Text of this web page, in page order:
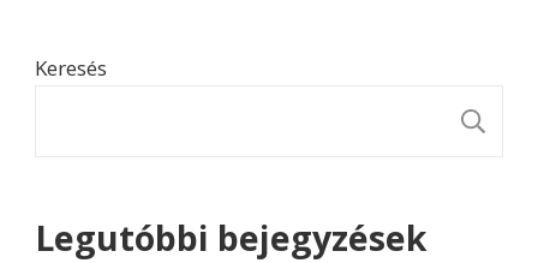
Keresés
Legutóbbi bejegyzések